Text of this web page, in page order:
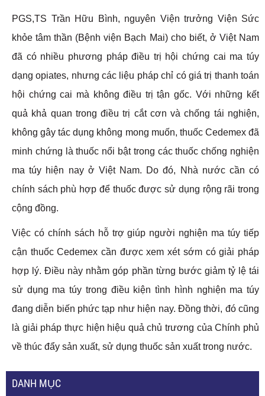
PGS,TS Trần Hữu Bình, nguyên Viện trưởng Viện Sức
khỏe tâm thần (Bệnh viện Bạch Mai) cho biết, ở Việt Nam
đã có nhiều phương pháp điều trị hội chứng cai ma túy
dạng opiates, nhưng các liệu pháp chỉ có giá trị thanh toán
hội chứng cai mà không điều trị tận gốc. Với những kết
quả khả quan trong điều trị cắt cơn và chống tái nghiện,
không gây tác dụng không mong muốn, thuốc Cedemex đã
minh chứng là thuốc nổi bật trong các thuốc chống nghiện
ma túy hiện nay ở Việt Nam. Do đó, Nhà nước cần có
chính sách phù hợp để thuốc được sử dụng rộng rãi trong
cộng đồng.
Việc có chính sách hỗ trợ giúp người nghiện ma túy tiếp
cận thuốc Cedemex cần được xem xét sớm có giải pháp
hợp lý. Ðiều này nhằm góp phần từng bước giảm tỷ lệ tái
sử dụng ma túy trong điều kiện tình hình nghiện ma túy
đang diễn biến phức tạp như hiện nay. Ðồng thời, đó cũng
là giải pháp thực hiện hiệu quả chủ trương của Chính phủ
về thúc đẩy sản xuất, sử dụng thuốc sản xuất trong nước.
DANH MỤC